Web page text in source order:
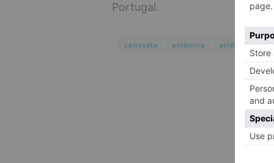
Portugal.
camiseta polémica atlético